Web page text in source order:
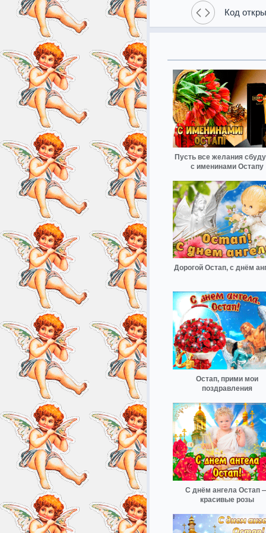
Код
Пусть все желания
с именинами Остапу
Дорогой Остап, с днём
Остап, прими мои
поздравления
С днём ангела Остап
красивые розы